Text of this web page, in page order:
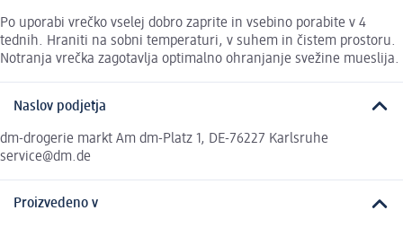
Po uporabi vrečko vselej dobro zaprite in vsebino porabite v 4
tednih. Hraniti na sobni temperaturi, v suhem in čistem prostoru.
Notranja vrečka zagotavlja optimalno ohranjanje svežine mueslija.
Naslov podjetja
dm-drogerie markt Am dm-Platz 1, DE-76227 Karlsruhe
service@dm.de
Proizvedeno v